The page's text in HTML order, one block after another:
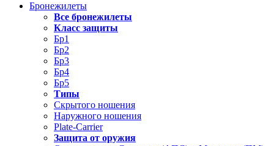
Бронежилеты
Все бронежилеты
Класс защиты
Бр1
Бр2
Бр3
Бр4
Бр5
Типы
Скрытого ношения
Наружного ношения
Plate-Carrier
Защита от оружия